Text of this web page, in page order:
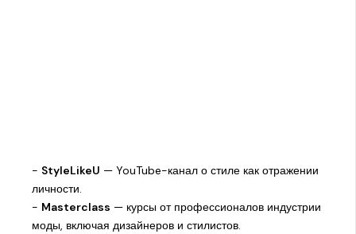
- StyleLikeU — YouTube-канал о стиле как отражении
личности.
- Masterclass — курсы от профессионалов индустрии
моды, включая дизайнеров и стилистов.